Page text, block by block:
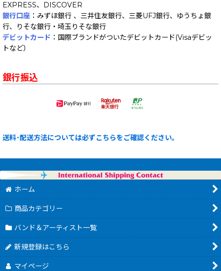
EXPRESS、DISCOVER
銀行口座 ：みずほ銀行 、三井住友銀行、三菱UFJ銀行、ゆうちょ銀
行、りそな銀行・埼玉りそな銀行
デビットカード ：国際ブランドがついたデビットカード(Visaデビッ
トなど）
銀行振込
送料･配送方法については必ずこちらをご確認ください。
ホーム
商品カテゴリー
バンド＆アーティスト一覧
新規登録はこちら
マイページ